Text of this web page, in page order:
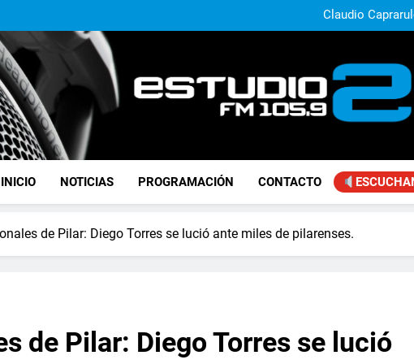
extranjeros y
Claudio
Carlos Linares
extranjeros y
Claudio
Carlos Linares
ley de tierras y advirtió
Paco Olveira
FM Estudio 2
INICIO NOTICIAS PROGRAMACIÓN CONTACTO
de Pilar: Diego Torres se lució ante miles de pilarenses.
de Pilar: Diego Torres se lució